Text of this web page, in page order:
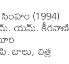
(1994)
యమ్. కీరవాణి
బాలు, చిత్ర